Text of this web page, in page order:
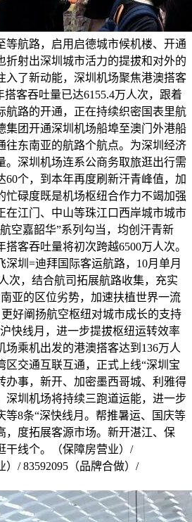
等航路，启用启德城市候机楼、开通
折射出深圳城市活力的提拔和对外的
入了新动能，深圳机场聚焦港澳搭客
搭客吞吐量已达6155.4万人次，跟着
航路的开通，正在持续织密国表里航
集团开通深圳机场船埠至澳门外港船
往东南亚的航路个航点。为深圳经济
。深圳机场连系公商务取旅逛出行需
60个，到本年再度刷新汗青峰值，加
忙碌度既是机场枢纽合作力不竭加强
在江门、中山等珠江口西岸城市城市
空嘉韶华”系列勾当，均创汗青新
客吞吐量将初次跨越6500万人次。
深圳=迪拜国际客运航路，10月单月
次，结合航司拓展航路收集，充实
亚的区位劣势，加速扶植世界一流
好阐扬航空枢纽对城市成长的支持
快线月，进一步提拔枢纽运转效率
场乘机出发的港澳搭客达到136万人
区交通互联互通，正式上线“深圳宝
办事，新开、加密墨西哥城、利雅得
深圳机场将持续三跑道运能，进一步
等8条“深快线月。帮推暑运、国庆等
，度拓展客源市场。新开湛江、保
干线个。（保障房营业）/
）/ 83592095（品牌合做）/